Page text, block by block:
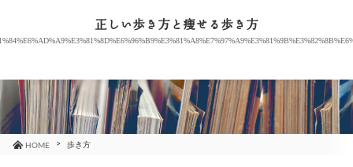
正しい歩き方と痩せる歩き方
HOME 歩き方
お知らせ
ブログ
コラム